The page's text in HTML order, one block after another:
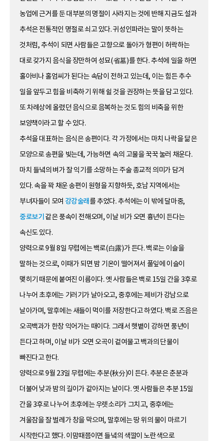
농업에 근거를 둔 대부분의 명절이 사라지는 것에 반해 지금도 설과
추석은 전통적인 명절로 쇠고 있다. 귀성인파라는 말이 뜻하는
것처럼, 추석이 되면 사람들은 고향으로 돌아가 형편이 허락하는
대로 갖가지 음식을 장만하여 성묘(省墓)를 한다. 추석에 일을 하면
홀아비나 홀엄씨가 된다는 속담이 전하고 있는데, 이는 힘든 추수
일을 앞두고 힘을 비축하기 위해 쉴 것을 권장하는 뜻을 담고 있다.
또 차례상에 올렸던 음식으로 음복하는 것도 힘의 비축을 위한
보양책이라고 할 수 있다.
추석을 대표하는 음식은 송편이다. 각 가정에서는 마치 나락을 닮은
모양으로 송편을 빚는데, 가능하면 속의 고물을 꾹꾹 눌러 채운다.
마치 들녘의 벼가 잘 익기를 소망하는 주술 종교적 의미가 담겨
있다. 속을 꽉 채운 송편이 원형을 지향하듯, 호남 지역에서는
부녀자들이 모여 강강술래 를 추었다. 추석에는 이 밖에 달마중,
중로보기 같은 풍속이 전해오며, 이날 비가 오면 흉년이 든다는
속신도 있다.
양력으로 9월 8일 무렵에는 백로(白露)가 든다. 백로는 이슬을
말하는 것으로, 이때가 되면 밤 기온이 떨어져서 풀잎에 이슬이
맺히기 때문에 붙여진 이름이다. 옛 사람들은 백로 15일 간을 3후로
나누어 초후에는 기러기가 날아오고, 중후에는 제비가 강남으로
날아가며, 말후에는 새들이 먹이를 저장한다고 하였다. 백로 즈음은
오곡백과가 한창 익어가는 때이다. 그래서 햇볕이 강하면 풍년이
든다고 하며, 이날 비가 오면 오곡이 겉여물고 백과의 단물이
빠진다고 한다.
양력으로 9월 23일 무렵에는 추분(秋分)이 든다. 추분은 춘분과
더불어 낮과 밤의 길이가 같아지는 날이다. 옛 사람들은 추분 15일
간을 3후로 나누어 초후에는 우렛소리가 그치고, 중후에는
겨울잠을 잘 벌레가 창을 막으며, 말후에는 땅 위의 물이 마르기
시작한다고 했다. 이맘때쯤이면 들녘의 색깔이 노란색으로